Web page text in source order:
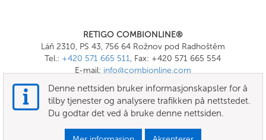
RETIGO COMBIONLINE®
Láň 2310, PS 43, 756 64 Rožnov pod Radhoštěm
Tel.: +420 571 665 511, Fax: +420 571 665 554
E-mail: info@combionline.com
OnlineMenu
VILKÅR OG BETINGELSER
Denne nettsiden bruker informasjonskapsler for å
tilby tjenester og analysere trafikken på nettstedet.
Du godtar det ved å bruke denne nettsiden.